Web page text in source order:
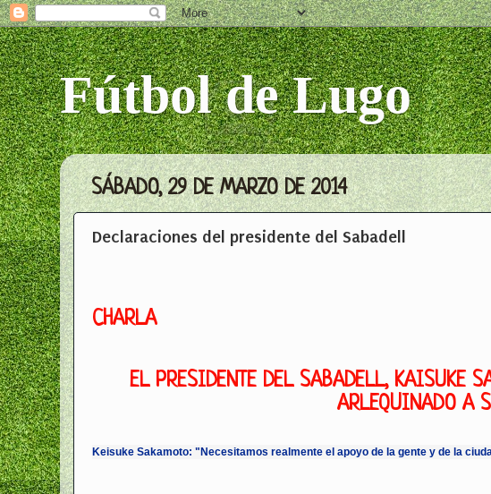
Fútbol de Lugo
SÁBADO, 29 DE MARZO DE 2014
Declaraciones del presidente del Sabadell
CHARLA
EL PRESIDENTE DEL SABADELL, KAISUKE
ARLEQUINADO A
Keisuke Sakamoto: "Necesitamos realmente el apoyo de la gente y de la